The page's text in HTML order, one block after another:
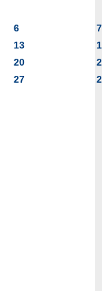
6
7
13
20
27